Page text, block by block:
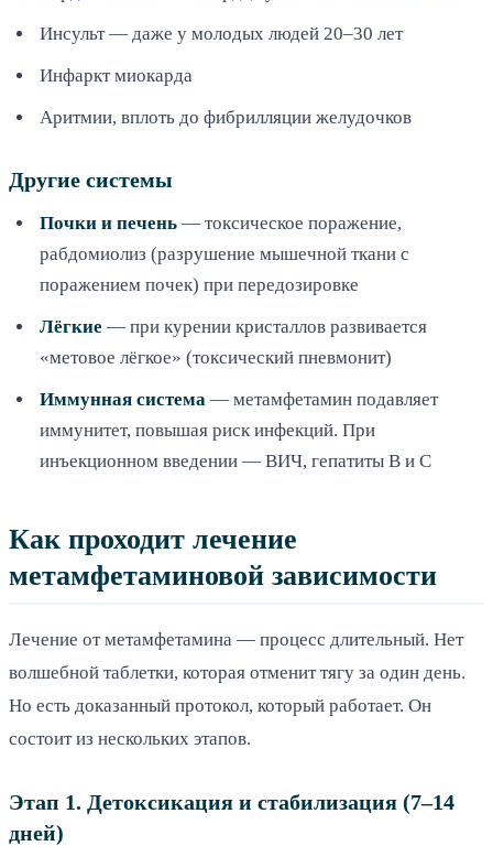
Инсульт — даже у молодых людей 20–30 лет
Инфаркт миокарда
Аритмии, вплоть до фибрилляции желудочков
Другие системы
Почки и печень — токсическое поражение,
рабдомиолиз (разрушение мышечной ткани с
поражением почек) при передозировке
Лёгкие — при курении кристаллов развивается
«метовое лёгкое» (токсический пневмонит)
Иммунная система — метамфетамин подавляет
иммунитет, повышая риск инфекций. При
инъекционном введении — ВИЧ, гепатиты B и C
Как проходит лечение
метамфетаминовой зависимости
Лечение от метамфетамина — процесс длительный. Нет
волшебной таблетки, которая отменит тягу за один день.
Но есть доказанный протокол, который работает. Он
состоит из нескольких этапов.
Этап 1. Детоксикация и стабилизация (7–14
дней)